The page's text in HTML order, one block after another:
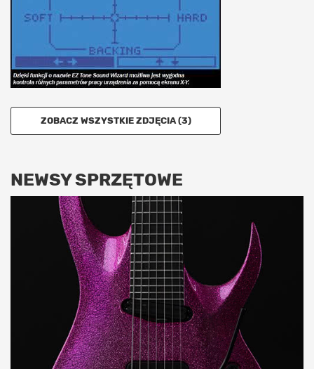
ZOBACZ WSZYSTKIE ZDJĘCIA (3)
NEWSY SPRZĘTOWE